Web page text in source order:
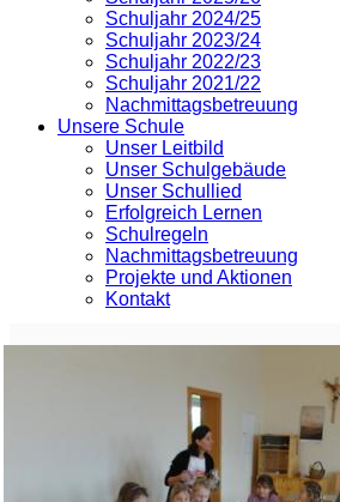
Schuljahr 2024/25
Schuljahr 2023/24
Schuljahr 2022/23
Schuljahr 2021/22
Nachmittagsbetreuung
Unsere Schule
Unser Leitbild
Unser Schulgebäude
Unser Schullied
Erfolgreich Lernen
Schulregeln
Nachmittagsbetreuung
Projekte und Aktionen
Kontakt